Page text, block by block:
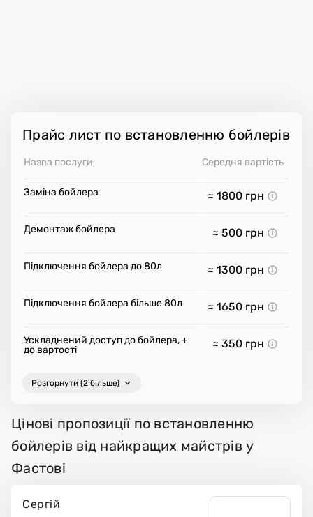
Прайс лист по встановленню бойлерів
Назва послуги Середня вартість
Заміна бойлера ≈ 1800 грн
Демонтаж бойлера ≈ 500 грн
Підключення бойлера до 80л ≈ 1300 грн
Підключення бойлера більше 80л ≈ 1650 грн
Ускладнений доступ до бойлера, +
до вартості
≈ 350 грн
Розгорнути (2 більше)
Цінові пропозиції по встановленню
бойлерів від найкращих майстрів у
Фастові
Сергій